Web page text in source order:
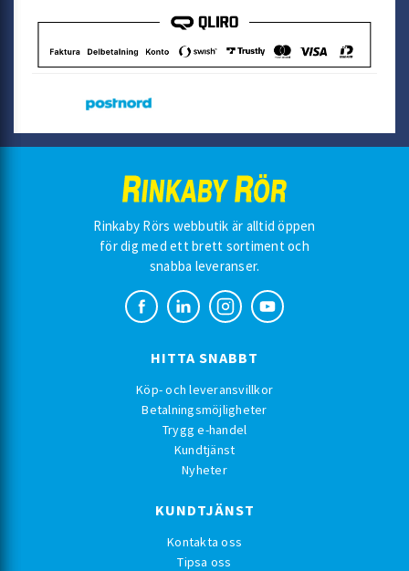
Rinkaby Rörs webbutik är alltid öppen
för dig med ett brett sortiment och
snabba leveranser.
HITTA SNABBT
Köp- och leveransvillkor
Betalningsmöjligheter
Trygg e-handel
Kundtjänst
Nyheter
KUNDTJÄNST
Kontakta oss
Tipsa oss